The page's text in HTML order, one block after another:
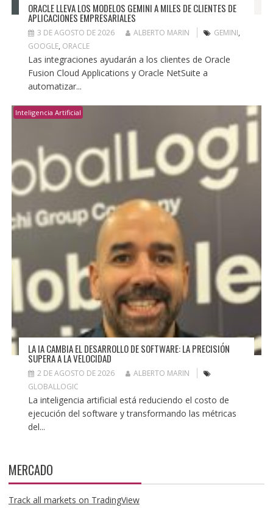
ORACLE LLEVA LOS MODELOS GEMINI A MILES DE CLIENTES DE
APLICACIONES EMPRESARIALES
3 DE AGOSTO DE 2026 ALBERTO MARIN GEMINI,
GOOGLE, ORACLE
Las integraciones ayudarán a los clientes de Oracle
Fusion Cloud Applications y Oracle NetSuite a
automatizar...
Inteligencia Artificial
LA IA CAMBIA EL DESARROLLO DE SOFTWARE: LA PRECISIÓN
SUPERA A LA VELOCIDAD
2 DE AGOSTO DE 2026
ALBERTO MARIN
GLOBALLOGIC
La inteligencia artificial está reduciendo el costo de
ejecución del software y transformando las métricas
del...
MERCADO
Track all markets on TradingView